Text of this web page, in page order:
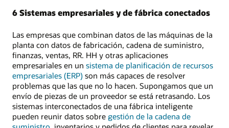
6 Sistemas empresariales y de fábrica conectados
Las empresas que combinan datos de las máquinas de la
planta con datos de fabricación, cadena de suministro,
finanzas, ventas, RR. HH y otras aplicaciones
empresariales en un sistema de planificación de recursos
empresariales (ERP) son más capaces de resolver
problemas que las que no lo hacen. Supongamos que un
envío de piezas de un proveedor se está retrasando. Los
sistemas interconectados de una fábrica inteligente
pueden reunir datos sobre gestión de la cadena de